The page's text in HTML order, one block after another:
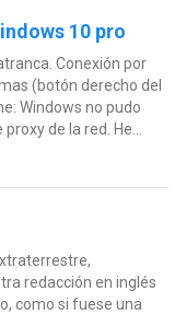
10 pro
Conexión por
(botón derecho del
Windows no pudo
de la red. He...
redacción en inglés
como si fuese una